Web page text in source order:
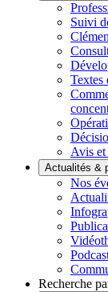
Suivi
Textes
Avis
Actualités &
Nos
Recherche